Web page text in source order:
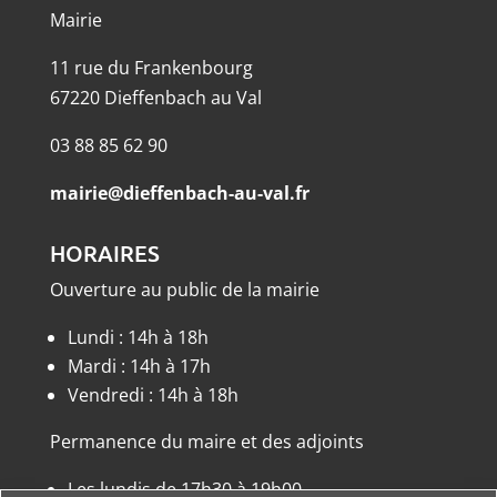
Mairie
11 rue du Frankenbourg
67220 Dieffenbach au Val
03 88 85 62 90
mairie@dieffenbach-au-val.fr
HORAIRES
Ouverture au public de la mairie
Lundi : 14h à 18h
Mardi : 14h à 17h
Vendredi : 14h à 18h
Permanence du maire et des adjoints
Les lundis de 17h30 à 19h00